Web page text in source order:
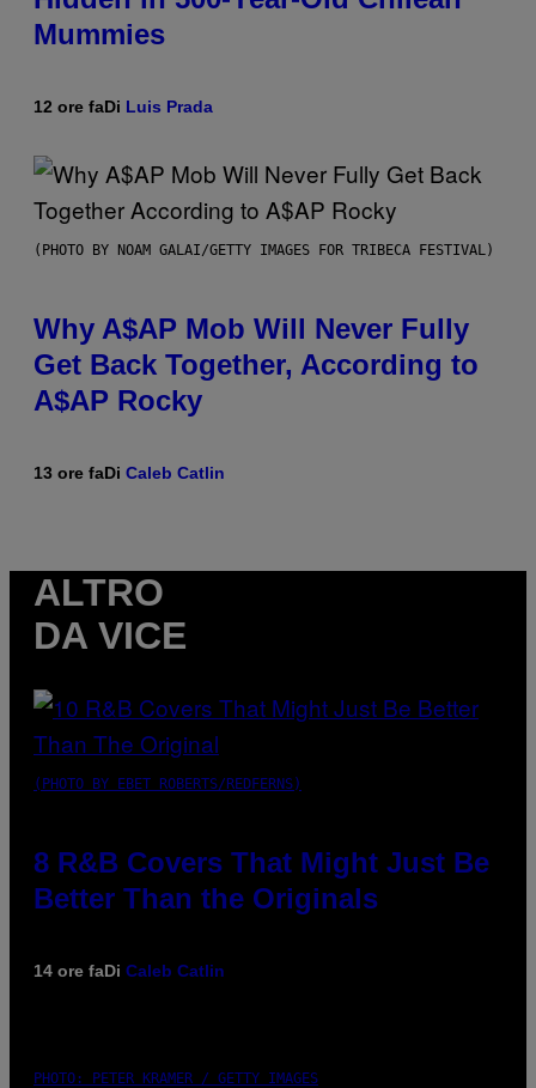
Mummies
12 ore faDi Luis Prada
(PHOTO BY NOAM GALAI/GETTY IMAGES FOR TRIBECA FESTIVAL)
Why A$AP Mob Will Never Fully
Get Back Together, According to
A$AP Rocky
13 ore faDi Caleb Catlin
ALTRO
DA VICE
(PHOTO BY EBET ROBERTS/REDFERNS)
8 R&B Covers That Might Just Be
Better Than the Originals
14 ore faDi Caleb Catlin
PHOTO: PETER KRAMER / GETTY IMAGES